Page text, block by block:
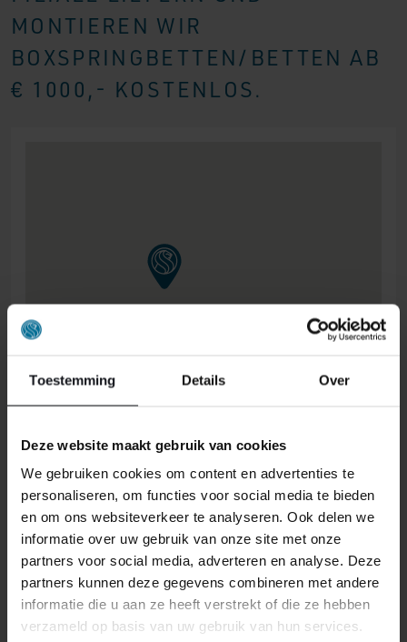
Toestemming Details Over
Deze website maakt gebruik van cookies
We gebruiken cookies om content en advertenties te
personaliseren, om functies voor social media te bieden
en om ons websiteverkeer te analyseren. Ook delen we
informatie over uw gebruik van onze site met onze
partners voor social media, adverteren en analyse. Deze
partners kunnen deze gegevens combineren met andere
informatie die u aan ze heeft verstrekt of die ze hebben
verzameld op basis van uw gebruik van hun services.
MONTIEREN WIR
BOXSPRINGBETTEN/BETTEN AB
€ 1000,- KOSTENLOS.
ONS RETOURBELEID
Individuell gestaltete Artikel wie Matratzen,